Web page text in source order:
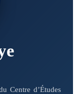
Centre d’Études